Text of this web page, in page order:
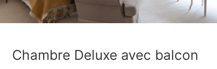
Chambre Deluxe avec balcon